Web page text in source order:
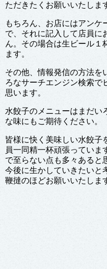
ただきたくお願いいたしま
もちろん、お店にはアンケ
で、それに記入して店員に
ん。その場合は生ビール１
ます。
その他、情報発信の方法を
ろなサーチエンジン検索で
思います。
水餃子のメニューはまだい
な味にもご期待ください。
皆様に快く美味しい水餃子
員一同精一杯頑張っていま
で至らない点も多々あると
今後に生かしていきたいと
鞭撻のほどお願いいたしま